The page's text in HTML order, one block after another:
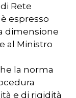
Rete
espresso
dimensione
al Ministro
la norma
e di rigidità